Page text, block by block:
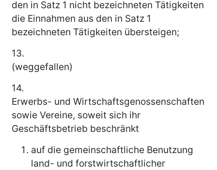
den in Satz 1 nicht bezeichneten Tätigkeiten
die Einnahmen aus den in Satz 1
bezeichneten Tätigkeiten übersteigen;
13.
(weggefallen)
14.
Erwerbs- und Wirtschaftsgenossenschaften
sowie Vereine, soweit sich ihr
Geschäftsbetrieb beschränkt
auf die gemeinschaftliche Benutzung
land- und forstwirtschaftlicher